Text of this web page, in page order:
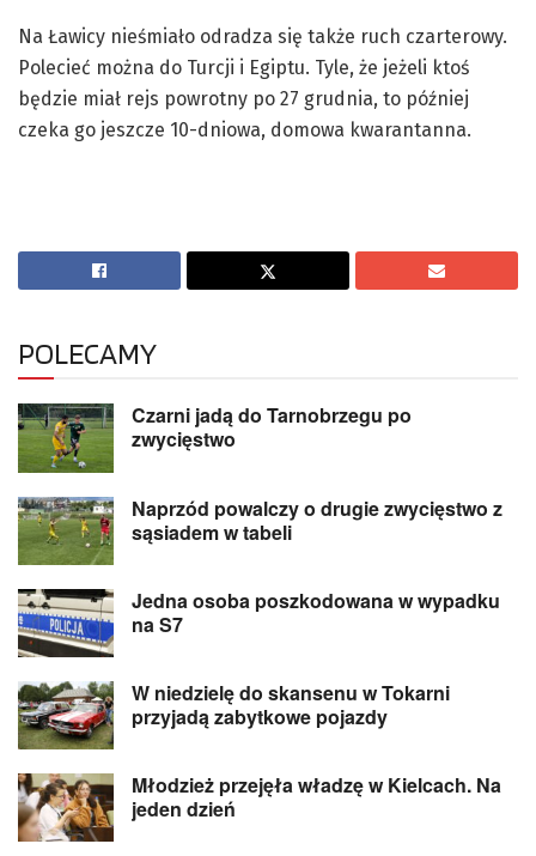
Na Ławicy nieśmiało odradza się także ruch czarterowy.
Polecieć można do Turcji i Egiptu. Tyle, że jeżeli ktoś
będzie miał rejs powrotny po 27 grudnia, to później
czeka go jeszcze 10-dniowa, domowa kwarantanna.
POLECAMY
Czarni jadą do Tarnobrzegu po
zwycięstwo
Naprzód powalczy o drugie zwycięstwo z
sąsiadem w tabeli
Jedna osoba poszkodowana w wypadku
na S7
W niedzielę do skansenu w Tokarni
przyjadą zabytkowe pojazdy
Młodzież przejęła władzę w Kielcach. Na
jeden dzień